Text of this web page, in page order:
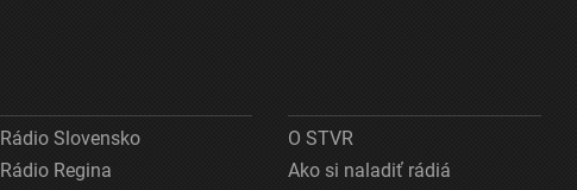
Rádio Slovensko
Rádio Regina
O STVR
Ako si naladiť rádiá